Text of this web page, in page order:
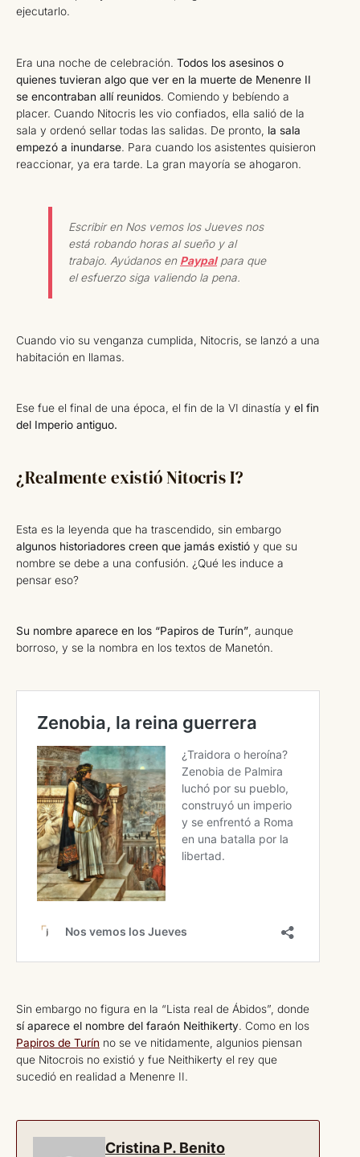
ejecutarlo.
Era una noche de celebración. Todos los asesinos o
quienes tuvieran algo que ver en la muerte de Menenre II
se encontraban allí reunidos. Comiendo y bebíendo a
placer. Cuando Nitocris les vio confiados, ella salió de la
sala y ordenó sellar todas las salidas. De pronto, la sala
empezó a inundarse. Para cuando los asistentes quisieron
reaccionar, ya era tarde. La gran mayoría se ahogaron.
Escribir en Nos vemos los Jueves nos
está robando horas al sueño y al
trabajo. Ayúdanos en Paypalpara que
el esfuerzo siga valiendo la pena.
Cuando vio su venganza cumplida, Nitocris, se lanzó a una
habitación en llamas.
Ese fue el final de una época, el fin de la VI dinastía y el fin
del Imperio antiguo.
¿Realmente existió Nitocris I?
Esta es la leyenda que ha trascendido, sin embargo
algunos historiadores creen que jamás existió y que su
nombre se debe a una confusión. ¿Qué les induce a
pensar eso?
Su nombre aparece en los “Papiros de Turín” , aunque
borroso, y se la nombra en los textos de Manetón.
Sin embargo no figura en la “Lista real de Ábidos”, donde
sí aparece el nombre del faraón Neithikerty. Como en los
Papiros de Turín no se ve nitidamente, algunios piensan
que Nitocrois no existió y fue Neithikerty el rey que
sucedió en realidad a Menenre II.
Cristina P. Benito